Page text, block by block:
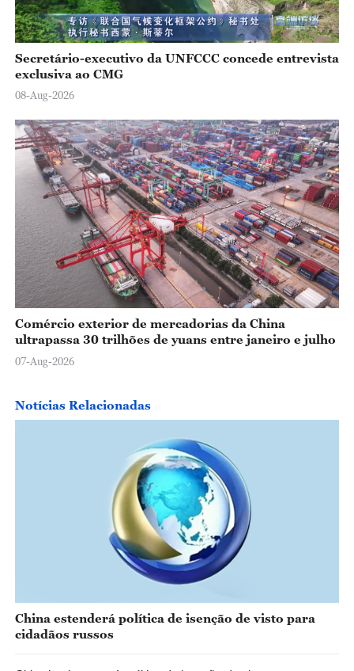
Secretário-executivo da UNFCCC concede entrevista
exclusiva ao CMG
08-Aug-2026
Comércio exterior de mercadorias da China
ultrapassa 30 trilhões de yuans entre janeiro e julho
07-Aug-2026
Notícias Relacionadas
China estenderá política de isenção de visto para
cidadãos russos